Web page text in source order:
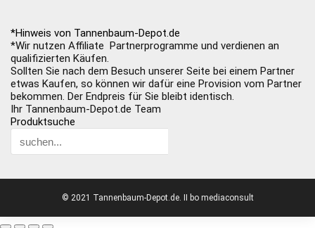
*Hinweis von Tannenbaum-Depot.de
*Wir nutzen Affiliate Partnerprogramme und verdienen an
qualifizierten Käufen.
Sollten Sie nach dem Besuch unserer Seite bei einem Partner
etwas Kaufen, so können wir dafür eine Provision vom Partner
bekommen. Der Endpreis für Sie bleibt identisch.
Ihr Tannenbaum-Depot.de Team
Produktsuche
© 2021 Tannenbaum-Depot.de. II bo mediaconsult